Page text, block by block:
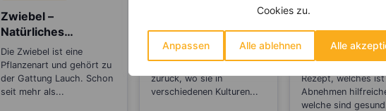
Cookies zu.
Anpassen Alle ablehnen Alle
Zwiebel –
Natürliches
Antibiotikum und
„Wunder“-Heilmittel
Die Zwiebel ist eine
Pflanzenart und gehört zu
der Gattung Lauch. Schon
seit mehr als...
Unterschiede
zwischen Brühe,
Fond und Bouillon?
Die Geschichte der Brühe
reicht bis in die Antike
zurück, wo sie in
verschiedenen Kulturen...
Kennst Du die
Unterschiede
zwischen
Saurer Sahne,
Creme Fraiche,
Schmand und
Welches
eignet sich für
Rezept, welches
Abnehmen
welche sind